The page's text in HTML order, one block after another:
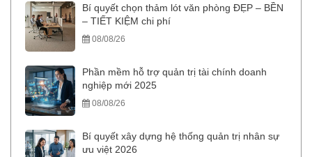
Bí quyết chọn thảm lót văn phòng ĐẸP – BỀN
– TIẾT KIỆM chi phí
08/08/26
Phần mềm hỗ trợ quản trị tài chính doanh
nghiệp mới 2025
08/08/26
Bí quyết xây dựng hệ thống quản trị nhân sự
ưu việt 2026